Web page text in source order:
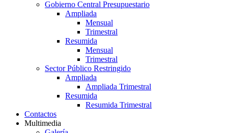
Gobierno Central Presupuestario
Ampliada
Mensual
Trimestral
Resumida
Mensual
Trimestral
Sector Público Restringido
Ampliada
Ampliada Trimestral
Resumida
Resumida Trimestral
Contactos
Multimedia